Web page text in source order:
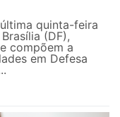
quinta-feira
(DF),
compõem a
em Defesa